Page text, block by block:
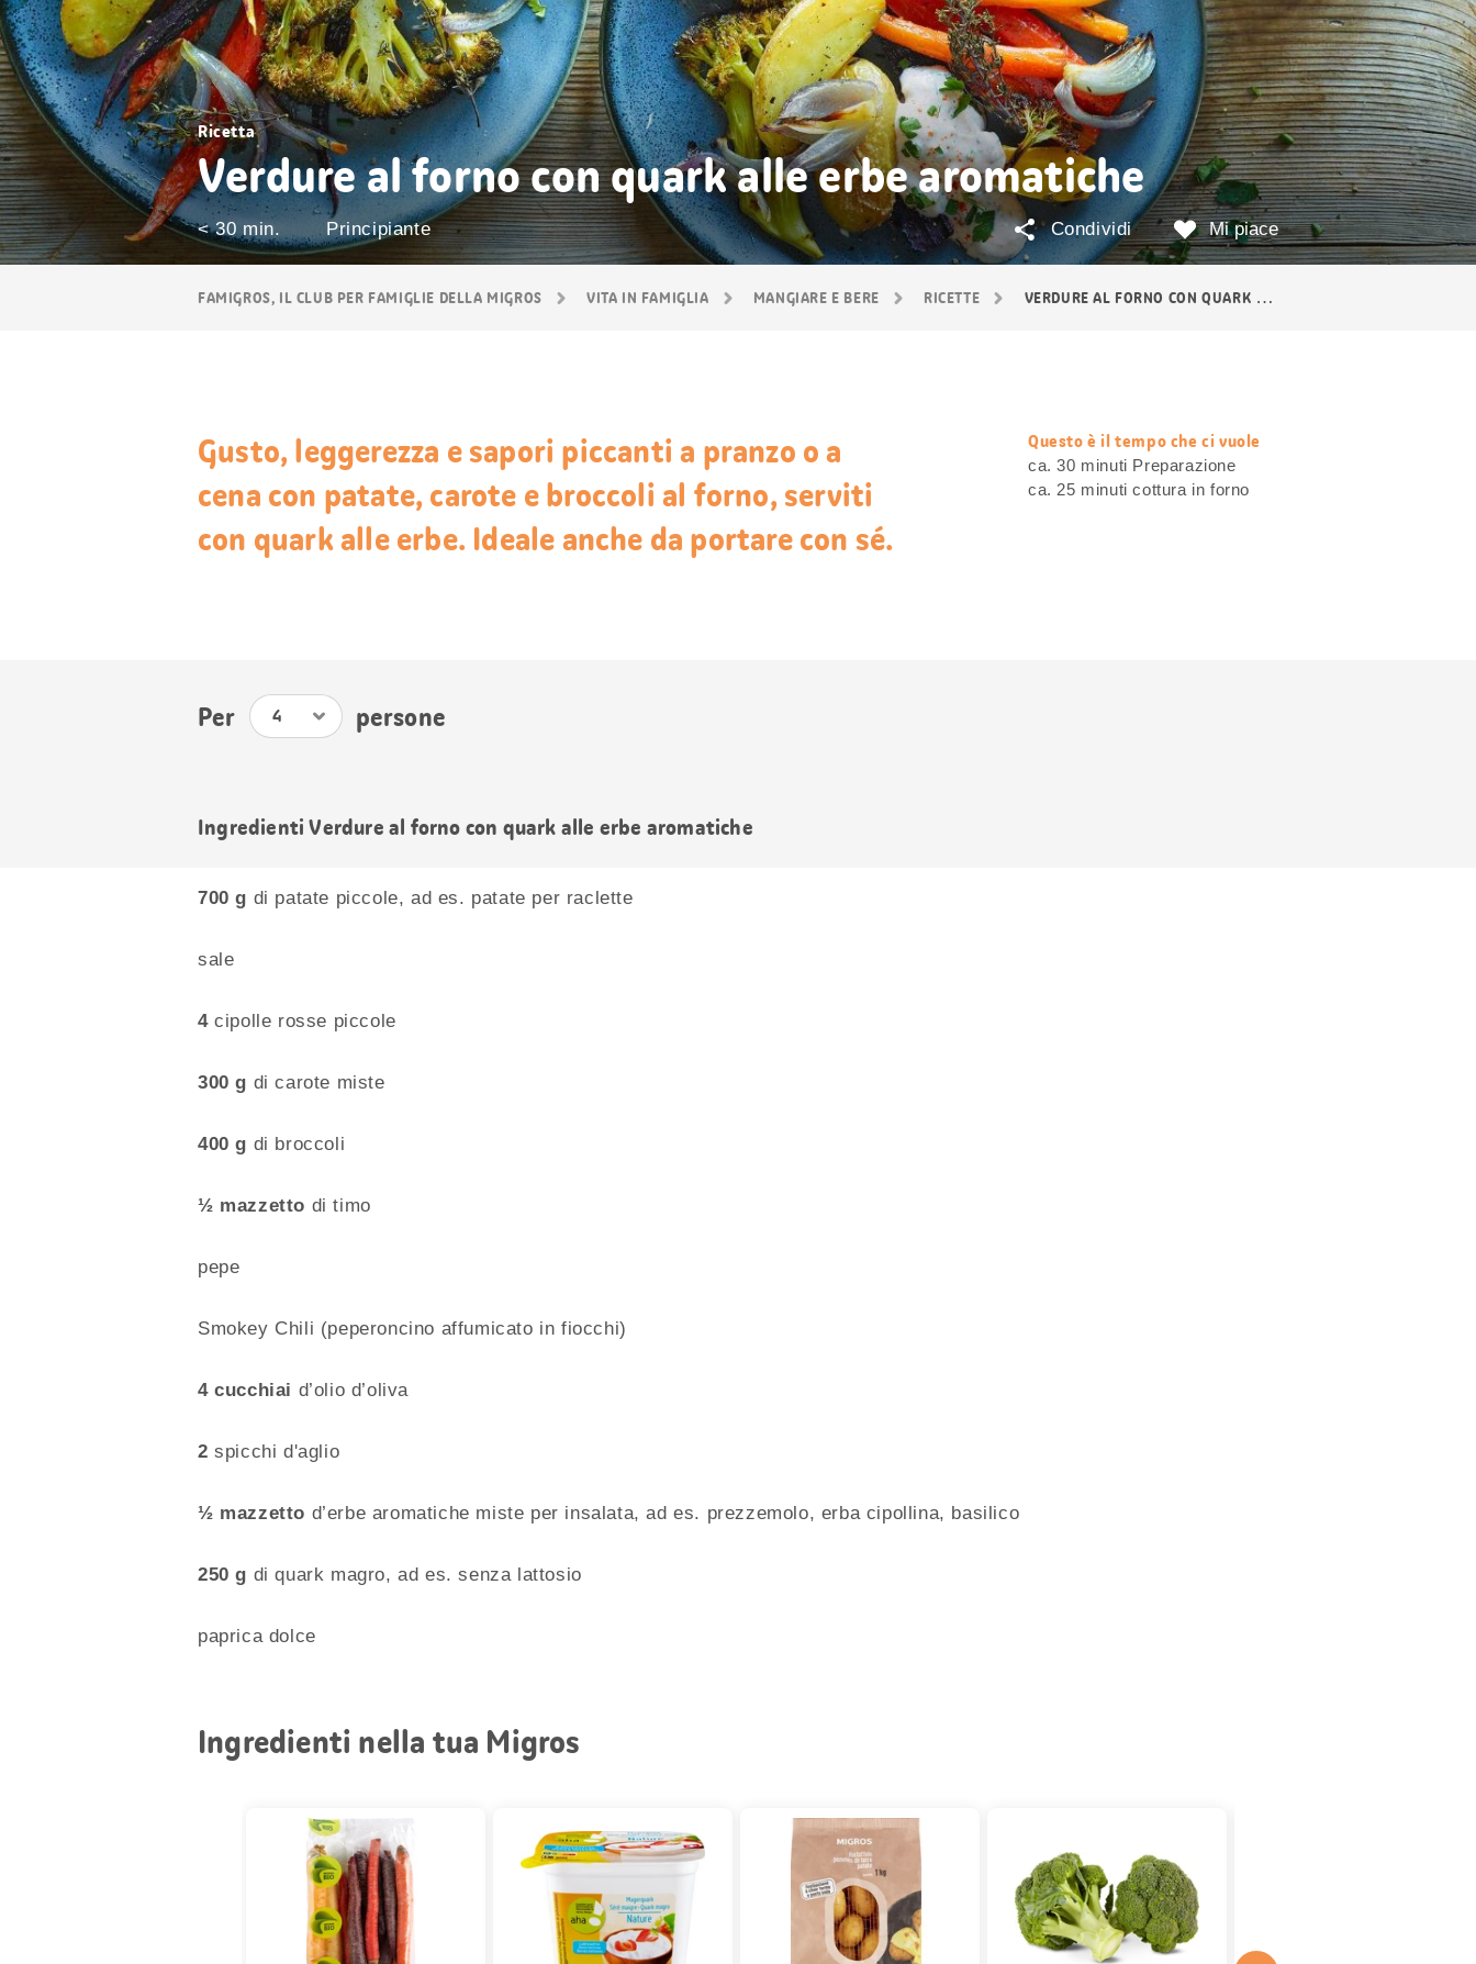
FAMIGROS, IL CLUB PER FAMIGLIE DELLA MIGROS VITA IN FAMIGLIA MANGIARE E BERE RICETTE VERDURE AL FORNO CON QUARK ALLE ERBE AROMATICHE
Ricetta
Verdure al forno con quark alle erbe aromatiche
< 30 min. Principiante Mi piace
Condividi
Gusto, leggerezza e sapori piccanti a pranzo o a
cena con patate, carote e broccoli al forno, serviti
con quark alle erbe. Ideale anche da portare con sé.
web.recipe.accessibilityTitle
Questo è il tempo che ci vuole
ca. 30 minuti Preparazione
ca. 25 minuti cottura in forno
Per persone
Ingredienti Verdure al forno con quark alle erbe aromatiche
700 g di patate piccole, ad es. patate per raclette
sale
4cipolle rosse piccole
300 g di carote miste
400 g di broccoli
½ mazzetto di timo
pepe
Smokey Chili (peperoncino affumicato in fiocchi)
4 cucchiai d’olio d’oliva
2spicchi d'aglio
½ mazzetto d’erbe aromatiche miste per insalata, ad es. prezzemolo, erba cipollina, basilico
250 g di quark magro, ad es. senza lattosio
paprica dolce
Ingredienti nella tua Migros